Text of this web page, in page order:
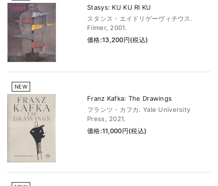
Stasys: KU KU RI KU
スタシス・エイドリゲーヴィチウス.
Filmer, 2001.
価格:13,200円(税込)
NEW
Franz Kafka: The Drawings
フランツ・カフカ. Yale University
Press, 2021.
価格:11,000円(税込)